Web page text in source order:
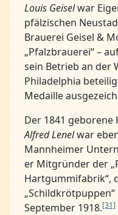
Louis Geiselwar
pfälzischen
Brauerei Geisel &
„Pfalzbrauerei“ –
sein Betrieb an der
Philadelphia
Medaille
Der 1841
Alfred Lenelwar
Mannheimer
er Mitgründer der
Hartgummifabrik“,
September 1918.[31]